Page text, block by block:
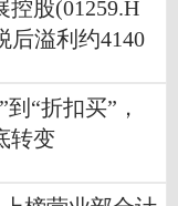
控股(01259.H
后溢利约4140
“折扣买”，
转变